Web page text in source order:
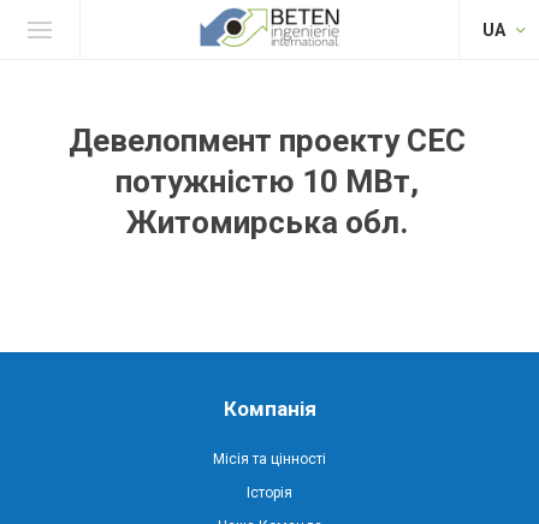
UA
Девелопмент проекту СЕС
потужністю 10 МВт,
Житомирська обл.
Компанія
Місія та цінності
Історія